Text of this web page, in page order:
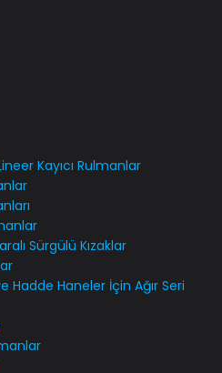
Kayıcı Rulmanlar
Sürgülü Kızaklar
Hadde Haneler İçin Ağır Seri